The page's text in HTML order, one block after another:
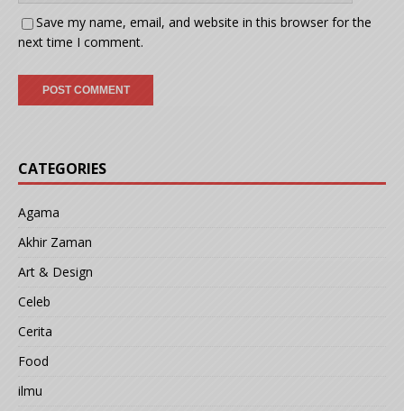
Save my name, email, and website in this browser for the
next time I comment.
CATEGORIES
Agama
Akhir Zaman
Art & Design
Celeb
Cerita
Food
ilmu